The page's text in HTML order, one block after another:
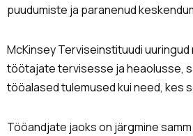
puudumiste ja paranenud
McKinsey Terviseinstituudi
töötajate tervisesse ja heaolusse,
tööalased tulemused kui need, kes
Tööandjate jaoks on järgmine